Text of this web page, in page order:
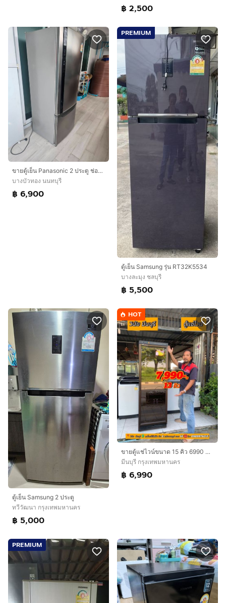
฿ 2,500
ขายตู้เย็น Panasonic 2 ประตู ช่องแช่แข็งล่าง ขนาด 14.4 คิว 407 ลิตร
บางบัวทอง นนทบุรี
฿ 6,900
PREMIUM
ตู้เย็น Samsung รุ่น RT32K5534
บางละมุง ชลบุรี
฿ 5,500
ตู้เย็น Samsung 2 ประตู
ทวีวัฒนา กรุงเทพมหานคร
฿ 5,000
HOT
ขายตู้แช่ไวน์ขนาด 15 คิว 6990 บาทสนใจโทรติดต่อสอบถามได้ค่ะ 0991461547 ค่ะ
มีนบุรี กรุงเทพมหานคร
฿ 6,990
PREMIUM